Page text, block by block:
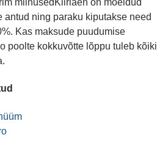
miinusedKiirlaen on mõeldud
antud ning paraku kiputakse need
Kas maksude puudumise
poolte kokkuvõtte lõppu tuleb kõiki